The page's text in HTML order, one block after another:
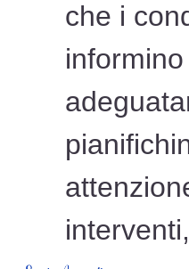
che i
informino